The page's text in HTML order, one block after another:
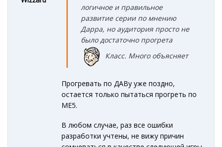
логичное и правильное
развитие серии по мнению
Дарра, но аудитория просто не
было достаточно прогрета
Класс. Много объясняет
Прогревать по ДАВу уже поздно,
остается только пытаться прогреть по
МЕ5.
В любом случае, раз все ошибки
разработки учтены, не вижу причин